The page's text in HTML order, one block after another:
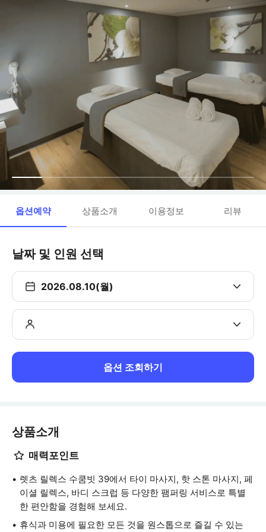
옵션예약 상품소개 이용정보 리뷰
날짜 및 인원 선택
2026.08.10(월)
옵션 조회하기
상품소개
매력포인트
렛츠 릴렉스 수쿰빗 39에서 타이 마사지, 핫 스톤 마사지, 페
이셜 릴렉스, 바디 스크럽 등 다양한 팸퍼링 서비스로 특별
한 편안함을 경험해 보세요.
휴식과 미용에 필요한 모든 것을 원스톱으로 즐길 수 있는